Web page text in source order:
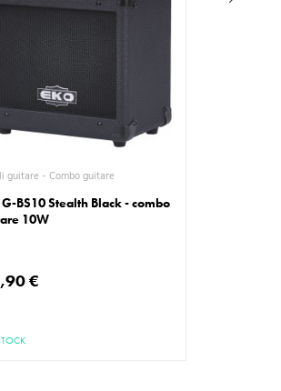
Ampli guitare - Combo guitare
G-BS10 Stealth Black - combo
10W
€